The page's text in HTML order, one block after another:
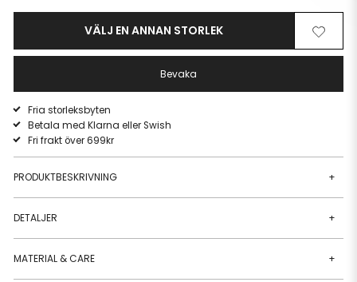
VÄLJ EN ANNAN STORLEK
Lägg
till
Ta
bort
Bevaka
Fria storleksbyten
Betala med Klarna eller Swish
Fri frakt över 699kr
PRODUKTBESKRIVNING +
DETALJER +
MATERIAL & CARE +